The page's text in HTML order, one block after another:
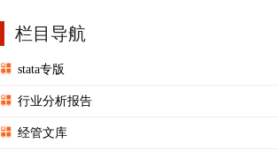
栏目导航
stata专版
行业分析报告
经管文库